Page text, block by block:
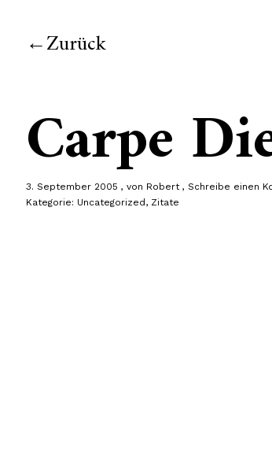
Zurück
Carpe
3. September 2005 von Robert
Schreibe einen
Kategorie: Uncategorized, Zitate